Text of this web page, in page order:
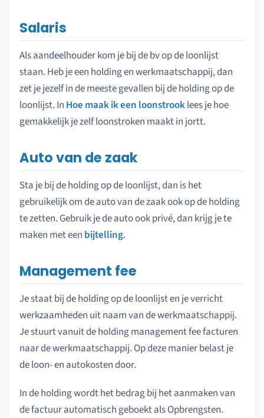
Salaris
Als aandeelhouder kom je bij de bv op de loonlijst
staan. Heb je een holding en werkmaatschappij, dan
zet je jezelf in de meeste gevallen bij de holding op de
loonlijst. In Hoe maak ik een loonstrooklees je hoe
gemakkelijk je zelf loonstroken maakt in jortt.
Auto van de zaak
Sta je bij de holding op de loonlijst, dan is het
gebruikelijk om de auto van de zaak ook op de holding
te zetten. Gebruik je de auto ook privé, dan krijg je te
maken met een bijtelling.
Management fee
Je staat bij de holding op de loonlijst en je verricht
werkzaamheden uit naam van de werkmaatschappij.
Je stuurt vanuit de holding management fee facturen
naar de werkmaatschappij. Op deze manier belast je
de loon- en autokosten door.
In de holding wordt het bedrag bij het aanmaken van
de factuur automatisch geboekt als Opbrengsten.